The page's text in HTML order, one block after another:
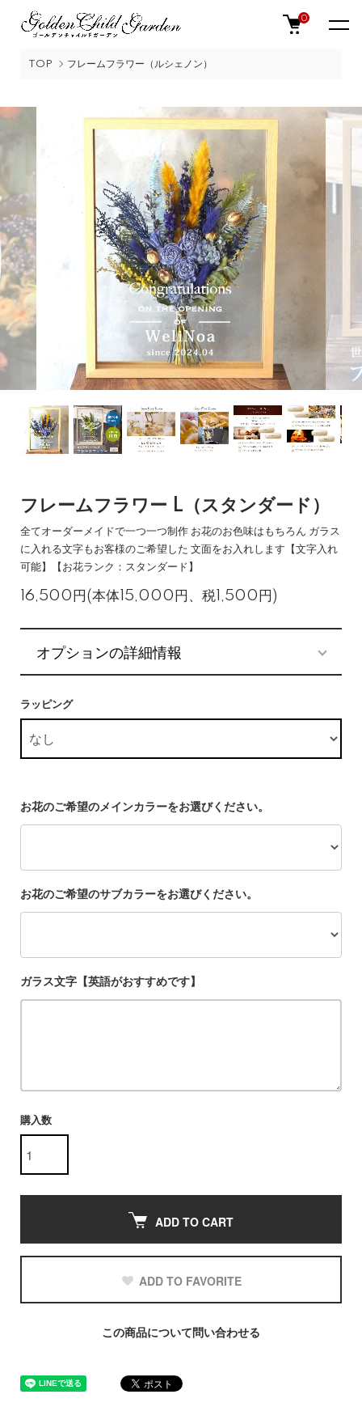
0
TOP フレームフラワー（ルシェノン）
フレームフラワー L（スタンダード）
全てオーダーメイドで一つ一つ制作 お花のお色味はもちろん ガラス
に入れる文字もお客様のご希望した 文面をお入れします【文字入れ
可能】【お花ランク：スタンダード】
16,500円(本体15,000円、税1,500円)
オプションの詳細情報
ラッピング
お花のご希望のメインカラーをお選びください。
お花のご希望のサブカラーをお選びください。
ガラス文字【英語がおすすめです】
購入数
ADD TO CART
ADD TO FAVORITE
この商品について問い合わせる